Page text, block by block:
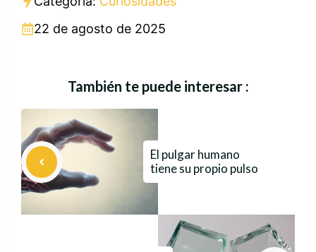
22 de agosto de 2025
También te puede interesar :
El pulgar humano
tiene su propio pulso